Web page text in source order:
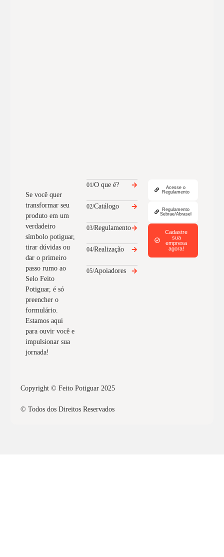
Se você quer
transformar seu
produto em um
verdadeiro
símbolo potiguar,
tirar dúvidas ou
dar o primeiro
passo rumo ao
Selo Feito
Potiguar, é só
preencher o
formulário.
Estamos aqui
para ouvir você e
impulsionar sua
jornada!
01/O que é?
02/Catálogo
03/Regulamento
04/Realização
05/Apoiadores
Acesse o
Regulamento
Regulamento
Sebrae/Abrasel
Cadastre
sua
empresa
agora!
Copyright © Feito Potiguar 2025
© Todos dos Direitos Reservados